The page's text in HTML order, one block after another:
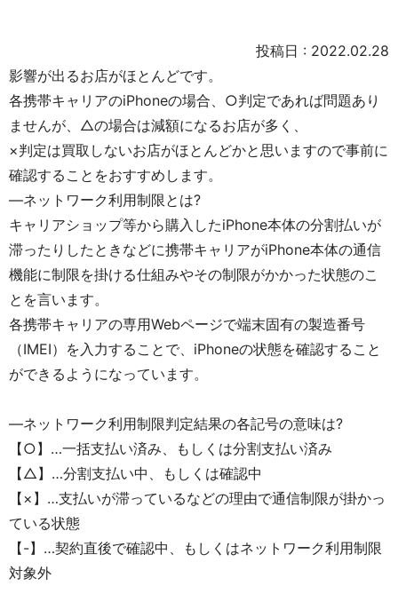
投稿日 : 2022.02.28
影響が出るお店がほとんどです。
各携帯キャリアのiPhoneの場合、○判定であれば問題あり
ませんが、△の場合は減額になるお店が多く、
×判定は買取しないお店がほとんどかと思いますので事前に
確認することをおすすめします。
―ネットワーク利用制限とは?
キャリアショップ等から購入したiPhone本体の分割払いが
滞ったりしたときなどに携帯キャリアがiPhone本体の通信
機能に制限を掛ける仕組みやその制限がかかった状態のこ
とを言います。
各携帯キャリアの専用Webページで端末固有の製造番号
（IMEI）を入力することで、iPhoneの状態を確認すること
ができるようになっています。
―ネットワーク利用制限判定結果の各記号の意味は?
【○】…一括支払い済み、もしくは分割支払い済み
【△】…分割支払い中、もしくは確認中
【×】…支払いが滞っているなどの理由で通信制限が掛かっ
ている状態
【-】…契約直後で確認中、もしくはネットワーク利用制限
対象外